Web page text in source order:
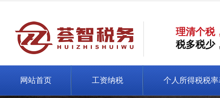
理清个税
税多税少
网站首页 工资纳税 个人所得税税率